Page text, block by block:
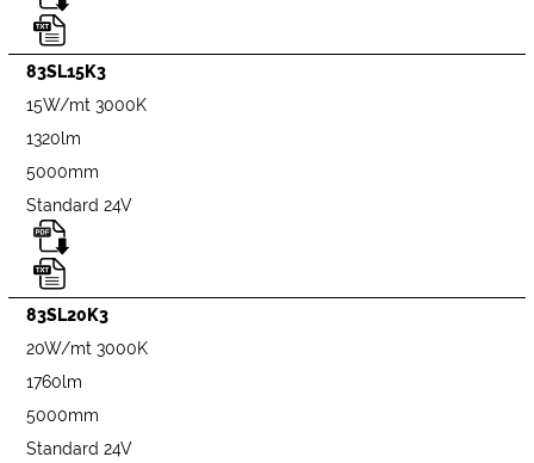
83SL15K3
15W/mt 3000K
1320lm
5000mm
Standard 24V
83SL20K3
20W/mt 3000K
1760lm
5000mm
Standard 24V